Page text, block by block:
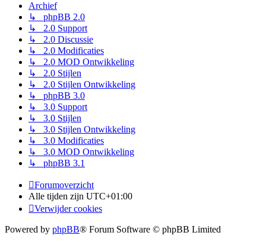
Archief
↳ phpBB 2.0
↳ 2.0 Support
↳ 2.0 Discussie
↳ 2.0 Modificaties
↳ 2.0 MOD Ontwikkeling
↳ 2.0 Stijlen
↳ 2.0 Stijlen Ontwikkeling
↳ phpBB 3.0
↳ 3.0 Support
↳ 3.0 Stijlen
↳ 3.0 Stijlen Ontwikkeling
↳ 3.0 Modificaties
↳ 3.0 MOD Ontwikkeling
↳ phpBB 3.1
Forumoverzicht
Alle tijden zijn UTC+01:00
Verwijder cookies
Powered by phpBB® Forum Software © phpBB Limited